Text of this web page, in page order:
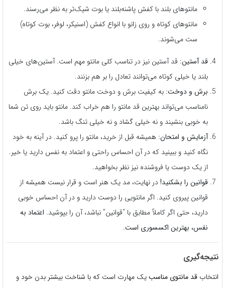
مانتوهای بلند با کفش پاشنه‌بلند یا بوت شیک‌تر به نظر می‌رسند.
مانتوهای کوتاه و روی زانو با انواع کفش (اسنیکر، لوفر، بوت کوتاه)
ست می‌شوند.
قد آستین: قد آستین نیز در تناسب کلی مانتو مهم است. آستین‌های خیلی
بلند یا خیلی کوتاه می‌توانند تعادل را بر هم بزنند.
برش و دوخت: به کیفیت برش و دوخت مانتو دقت کنید. یک برش
نامناسب می‌تواند بهترین قد مانتو را هم خراب کند. مانتو باید روی تن شما
به خوبی بنشیند و نه خیلی گشاد و نه خیلی تنگ باشد.
آزمایش و امتحان: همیشه قبل از خرید، مانتو را پرو کنید. در آینه به خود
نگاه کنید و ببینید که در آن احساس راحتی و اعتماد به نفس دارید یا خیر.
از یک دوست یا فروشنده نیز نظر بخواهید.
قوانین را بشکنید! در نهایت، مد یک هنر است و قرار نیست همیشه از
قوانین پیروی کنید. اگر مانتویی را دوست دارید و در آن احساس خوبی
دارید، حتی اگر کاملاً مطابق با “قوانین” نباشد، آن را بپوشید. اعتماد به
نفس، بهترین اکسسوری است.
نتیجه‌گیری
انتخاب قد مانتوی مناسبیک مهارت است که با شناخت بیشتر بدن خود و